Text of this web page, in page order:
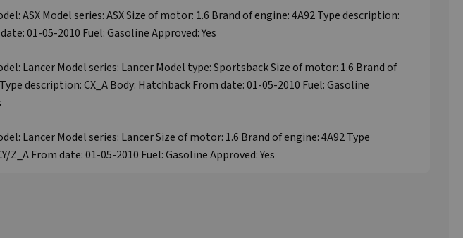
ASX Model series: ASX Size of motor: 1.6 Brand of engine: 4A92 Type description:
01-05-2010 Fuel: Gasoline Approved: Yes
Lancer Model series: Lancer Model type: Sportsback Size of motor: 1.6 Brand of
description: CX_A Body: Hatchback From date: 01-05-2010 Fuel: Gasoline
Lancer Model series: Lancer Size of motor: 1.6 Brand of engine: 4A92 Type
Z_A From date: 01-05-2010 Fuel: Gasoline Approved: Yes